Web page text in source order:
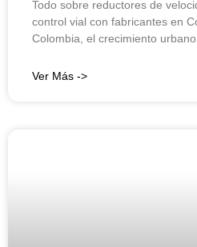
Todo sobre reductores de
control vial con fabricantes en
Colombia, el crecimiento
Ver Más ->